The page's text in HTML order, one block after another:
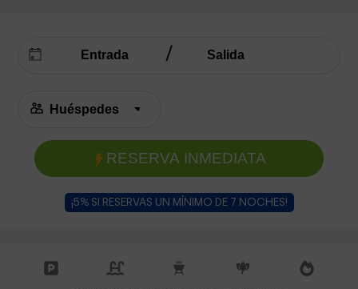
RESERVA INMEDIATA
¡5% SI RESERVAS UN MÍNIMO DE 7 NOCHES!